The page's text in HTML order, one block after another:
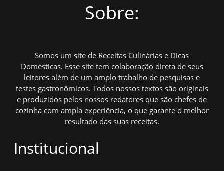
Sobre:
Somos um site de Receitas Culinárias e Dicas
Domésticas. Esse site tem colaboração direta de seus
leitores além de um amplo trabalho de pesquisas e
testes gastronômicos. Todos nossos textos são originais
e produzidos pelos nossos redatores que são chefes de
cozinha com ampla experiência, o que garante o melhor
resultado das suas receitas.
Institucional